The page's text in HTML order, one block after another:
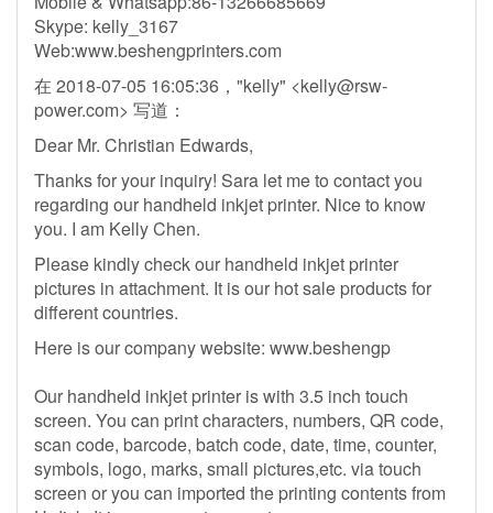
Skype: kelly_3167
Web:www.beshengprinters.com
在 2018-07-05 16:05:36，"kelly" <kelly@rsw-
power.com> 写道：
Dear Mr. Christian Edwards,
Thanks for your inquiry! Sara let me to contact you
regarding our handheld inkjet printer. Nice to know
you. I am Kelly Chen.
Please kindly check our handheld inkjet printer
pictures in attachment. It is our hot sale products for
different countries.
Here is our company website: www.beshengp
Our handheld inkjet printer is with 3.5 inch touch
screen. You can print characters, numbers, QR code,
scan code, barcode, batch code, date, time, counter,
symbols, logo, marks, small pictures,etc. via touch
screen or you can imported the printing contents from